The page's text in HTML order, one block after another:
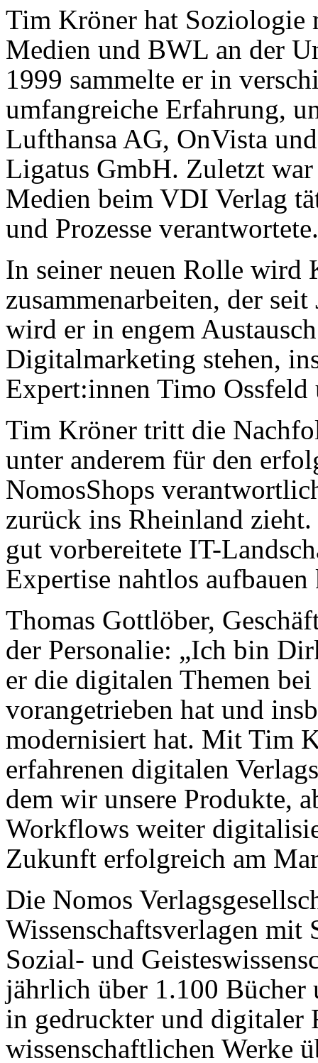
Tim Kröner hat Soziologie
Medien und BWL an der
1999 sammelte er in
umfangreiche Erfahrung,
Lufthansa AG, OnVista
Ligatus GmbH. Zuletzt
Medien beim VDI Verlag
und Prozesse verantwortete.
In seiner neuen Rolle
zusammenarbeiten, der
wird er in engem
Digitalmarketing stehen,
Expert:innen Timo
Tim Kröner tritt die
unter anderem für den
NomosShops
zurück ins Rheinland
gut vorbereitete IT-
Expertise nahtlos aufbauen
Thomas Gottlöber,
der Personalie: „Ich bin
er die digitalen Themen
vorangetrieben hat und
modernisiert hat. Mit Tim
erfahrenen digitalen
dem wir unsere Produkte,
Workflows weiter
Zukunft erfolgreich am
Die Nomos
Wissenschaftsverlagen mit
Sozial- und
jährlich über 1.100 Bücher
in gedruckter und digitaler
wissenschaftlichen Werke